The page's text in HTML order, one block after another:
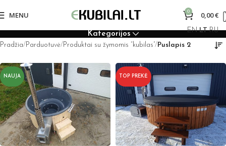
MENU 0 0,00€
Kategorijos
Pradžia Parduotuvė Produktai su žymomis “kubilas” Puslapis 2
NAUJA TOP PREKĖ
EN LT RU